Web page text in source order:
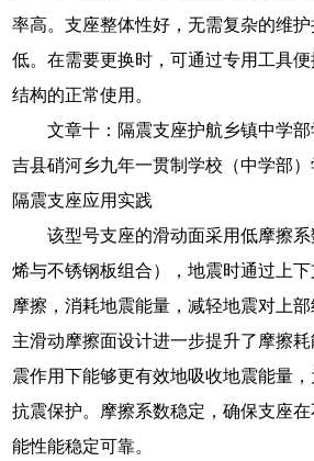
率高。支座整体性好，无需复杂的维
低。在需要更换时，可通过专用工具
结构的正常使用。
文章十：隔震支座护航乡镇中学
吉县硝河乡九年一贯制学校（中学部
隔震支座应用实践
该型号支座的滑动面采用低摩擦
烯与不锈钢板组合），地震时通过上
摩擦，消耗地震能量，减轻地震对上
主滑动摩擦面设计进一步提升了摩擦
震作用下能够更有效地吸收地震能量
抗震保护。摩擦系数稳定，确保支座
能性能稳定可靠。